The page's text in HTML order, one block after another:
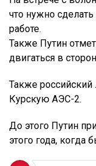
что нужно
работе.
Также Путин
двигаться в
Также российский
Курскую АЭС-2.
До этого Путин
этого года,